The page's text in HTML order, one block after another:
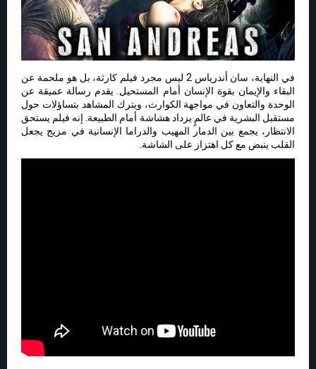
في النهاية، سان أندرياس 2 ليس مجرد فيلم كارثة، بل هو ملحمة عن
البقاء والإيمان بقوة الإنسان أمام المستحيل. يقدم رسالة عميقة عن
الوحدة والتعاون في مواجهة الكوارث، ويترك المشاهد بتساؤلات حول
مستقبل البشرية في عالمٍ يزداد هشاشة أمام الطبيعة. إنه فيلم يستحق
الانتظار، يجمع بين الدمار المهيب والدراما الإنسانية في مزيج يجعل
القلب ينبض مع كل اهتزاز على الشاشة.